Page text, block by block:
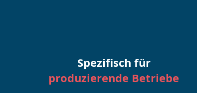
Spezifisch für
produzierende Betriebe